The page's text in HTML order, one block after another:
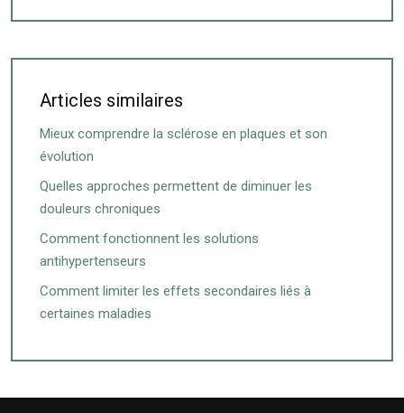
Articles similaires
Mieux comprendre la sclérose en plaques et son
évolution
Quelles approches permettent de diminuer les
douleurs chroniques
Comment fonctionnent les solutions
antihypertenseurs
Comment limiter les effets secondaires liés à
certaines maladies